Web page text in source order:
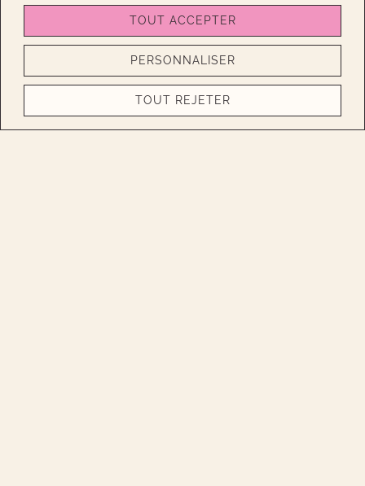
PERSONNALISER
TOUT REJETER
TOUT ACCEPTER